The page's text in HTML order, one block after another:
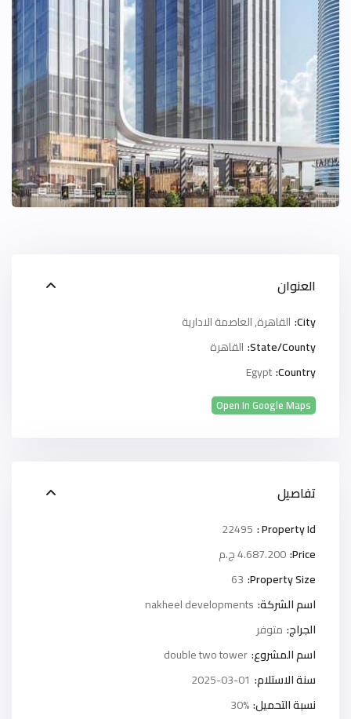
العنوان
City: القاهرة,العاصمة الادارية
State/County: القاهرة
Country:
Egypt
Open In Google Maps
تفاصيل
Property Id :
22495
Price: 4.687.200 ج.م
Property Size:
63
اسم الشركة: nakheel developments
الجراج: متوفر
اسم المشروع:double two tower
سنة الاستلام: 2025-03-01
نسبة التحميل:30%